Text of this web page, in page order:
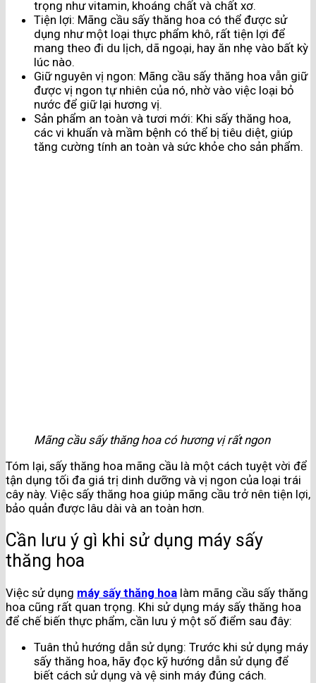
trọng như vitamin, khoáng chất và chất xơ.
Tiện lợi: Mãng cầu sấy thăng hoa có thể được sử
dụng như một loại thực phẩm khô, rất tiện lợi để
mang theo đi du lịch, dã ngoại, hay ăn nhẹ vào bất kỳ
lúc nào.
Giữ nguyên vị ngon: Mãng cầu sấy thăng hoa vẫn giữ
được vị ngon tự nhiên của nó, nhờ vào việc loại bỏ
nước để giữ lại hương vị.
Sản phẩm an toàn và tươi mới: Khi sấy thăng hoa,
các vi khuẩn và mầm bệnh có thể bị tiêu diệt, giúp
tăng cường tính an toàn và sức khỏe cho sản phẩm.
Mãng cầu sấy thăng hoa có hương vị rất ngon
Tóm lại, sấy thăng hoa mãng cầu là một cách tuyệt vời để
tận dụng tối đa giá trị dinh dưỡng và vị ngon của loại trái
cây này. Việc sấy thăng hoa giúp mãng cầu trở nên tiện lợi,
bảo quản được lâu dài và an toàn hơn.
Cần lưu ý gì khi sử dụng máy sấy
thăng hoa
Việc sử dụng máy sấy thăng hoa làm mãng cầu sấy thăng
hoa cũng rất quan trọng. Khi sử dụng máy sấy thăng hoa
để chế biến thực phẩm, cần lưu ý một số điểm sau đây:
Tuân thủ hướng dẫn sử dụng: Trước khi sử dụng máy
sấy thăng hoa, hãy đọc kỹ hướng dẫn sử dụng để
biết cách sử dụng và vệ sinh máy đúng cách.